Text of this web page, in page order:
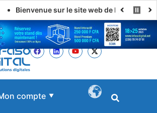
Bienvenue sur le site web de LE FASO DIGITAL
compte ▼